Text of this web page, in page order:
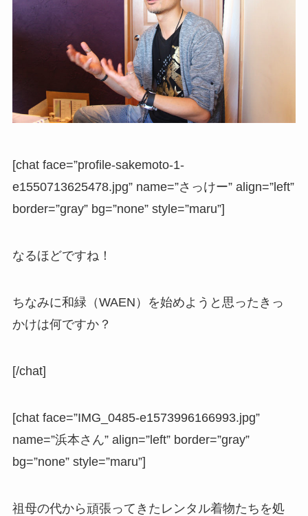
[chat face=”profile-sakemoto-1-
e1550713625478.jpg” name=”さっけー” align=”left”
border=”gray” bg=”none” style=”maru”]
なるほどですね！
ちなみに和緑（WAEN）を始めようと思ったきっ
かけは何ですか？
[/chat]
[chat face=”IMG_0485-e1573996166993.jpg”
name=”浜本さん” align=”left” border=”gray”
bg=”none” style=”maru”]
祖母の代から頑張ってきたレンタル着物たちを処